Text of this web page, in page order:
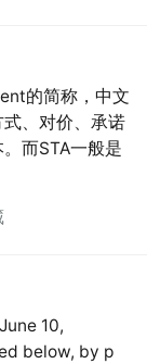
的简称，中文
、对价、承诺
而STA一般是
10,
below, by p